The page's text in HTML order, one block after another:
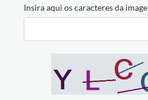
Insira aqui os caracteres da